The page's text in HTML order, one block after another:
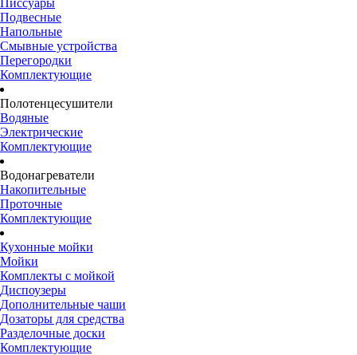
Писсуары
Подвесные
Напольные
Смывные устройства
Перегородки
Комплектующие
Полотенцесушители
Водяные
Электрические
Комплектующие
Водонагреватели
Накопительные
Проточные
Комплектующие
Кухонные мойки
Мойки
Комплекты с мойкой
Диспоузеры
Дополнительные чаши
Дозаторы для средства
Разделочные доски
Комплектующие